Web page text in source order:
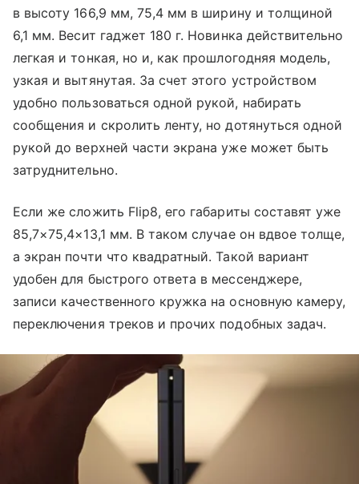
в высоту 166,9 мм, 75,4 мм в ширину и толщиной
6,1 мм. Весит гаджет 180 г. Новинка действительно
легкая и тонкая, но и, как прошлогодняя модель,
узкая и вытянутая. За счет этого устройством
удобно пользоваться одной рукой, набирать
сообщения и скролить ленту, но дотянуться одной
рукой до верхней части экрана уже может быть
затруднительно.
Если же сложить Flip8, его габариты составят уже
85,7×75,4×13,1 мм. В таком случае он вдвое толще,
а экран почти что квадратный. Такой вариант
удобен для быстрого ответа в мессенджере,
записи качественного кружка на основную камеру,
переключения треков и прочих подобных задач.